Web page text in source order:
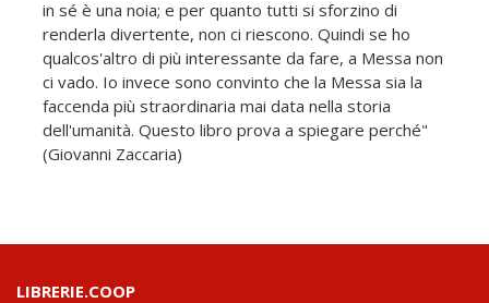
in sé è una noia; e per quanto tutti si sforzino di
renderla divertente, non ci riescono. Quindi se ho
qualcos'altro di più interessante da fare, a Messa non
ci vado. Io invece sono convinto che la Messa sia la
faccenda più straordinaria mai data nella storia
dell'umanità. Questo libro prova a spiegare perché"
(Giovanni Zaccaria)
LIBRERIE.COOP